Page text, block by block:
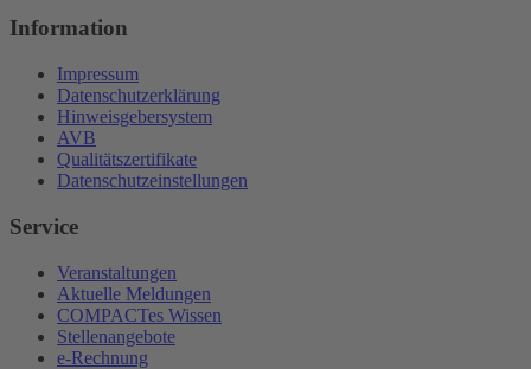
Information
Impressum
Datenschutzerklärung
Hinweisgebersystem
AVB
Qualitätszertifikate
Datenschutzeinstellungen
Service
Veranstaltungen
Aktuelle Meldungen
COMPACTes Wissen
Stellenangebote
e-Rechnung